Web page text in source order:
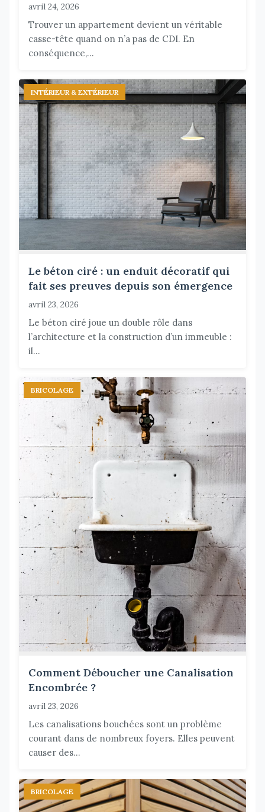
avril 24, 2026
Trouver un appartement devient un véritable
casse-tête quand on n’a pas de CDI. En
conséquence,...
INTÉRIEUR & EXTÉRIEUR
Le béton ciré : un enduit décoratif qui
fait ses preuves depuis son émergence
avril 23, 2026
Le béton ciré joue un double rôle dans
l’architecture et la construction d’un immeuble :
il...
BRICOLAGE
Comment Déboucher une Canalisation
Encombrée ?
avril 23, 2026
Les canalisations bouchées sont un problème
courant dans de nombreux foyers. Elles peuvent
causer des...
BRICOLAGE